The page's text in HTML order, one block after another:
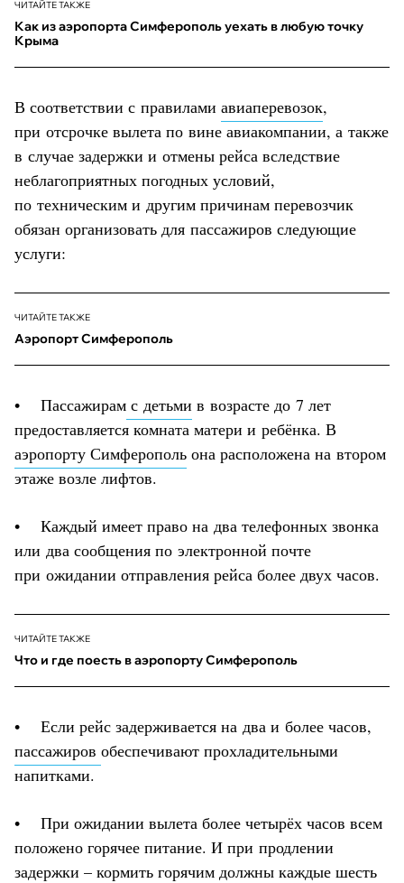
ЧИТАЙТЕ ТАКЖЕ
Как из аэропорта Симферополь уехать в любую точку
Крыма
В соответствии с правилами авиаперевозок,
при отсрочке вылета по вине авиакомпании, а также
в случае задержки и отмены рейса вследствие
неблагоприятных погодных условий,
по техническим и другим причинам перевозчик
обязан организовать для пассажиров следующие
услуги:
ЧИТАЙТЕ ТАКЖЕ
Аэропорт Симферополь
• Пассажирам с детьми в возрасте до 7 лет
предоставляется комната матери и ребёнка. В
аэропорту Симферополь она расположена на втором
этаже возле лифтов.
• Каждый имеет право на два телефонных звонка
или два сообщения по электронной почте
при ожидании отправления рейса более двух часов.
ЧИТАЙТЕ ТАКЖЕ
Что и где поесть в аэропорту Симферополь
• Если рейс задерживается на два и более часов,
пассажиров обеспечивают прохладительными
напитками.
• При ожидании вылета более четырёх часов всем
положено горячее питание. И при продлении
задержки – кормить горячим должны каждые шесть